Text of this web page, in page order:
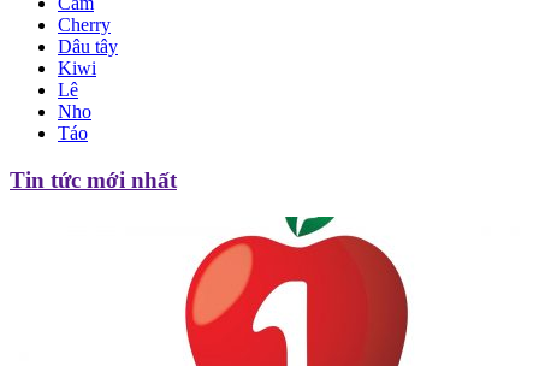
Cherry
Dâu tây
Kiwi
Lê
Nho
Táo
Tin tức mới nhất